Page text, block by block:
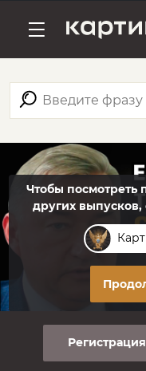
Чтобы посмотреть
других
Регистрация